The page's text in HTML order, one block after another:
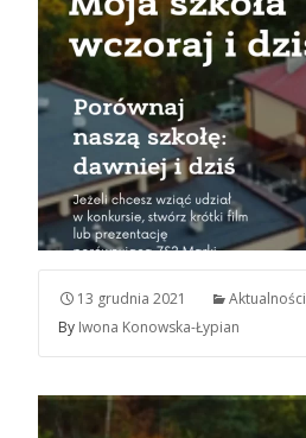
13 grudnia 2021 Aktualności
By Iwona Konowska-Łypian